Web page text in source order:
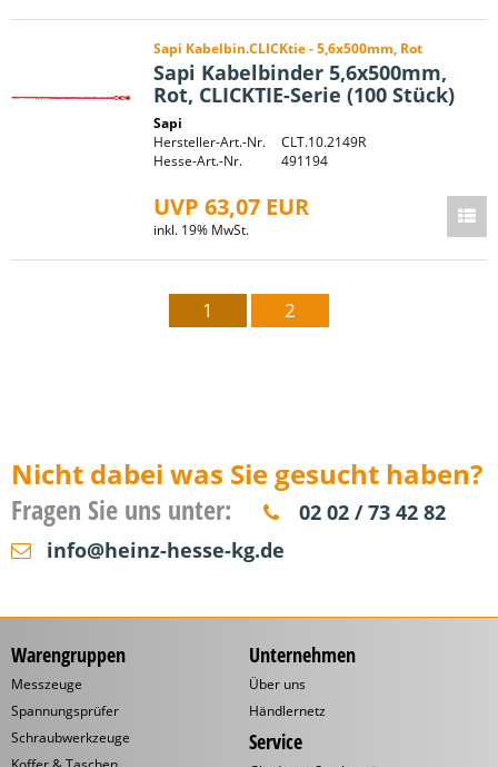
Sapi Kabelbin.CLICKtie - 5,6x500mm, Rot
Sapi Kabelbinder 5,6x500mm,
Rot, CLICKTIE-Serie (100 Stück)
Sapi
Hersteller-Art.-Nr.
CLT.10.2149R
Hesse-Art.-Nr.
491194
UVP 63,07 EUR
inkl. 19% MwSt.
1 2
Nicht dabei was Sie gesucht haben?
Fragen Sie uns unter:
02 02 / 73 42 82
info@heinz-hesse-kg.de
Warengruppen
Messzeuge
Spannungsprüfer
Schraubwerkzeuge
Unternehmen
Über uns
Händlernetz
Service